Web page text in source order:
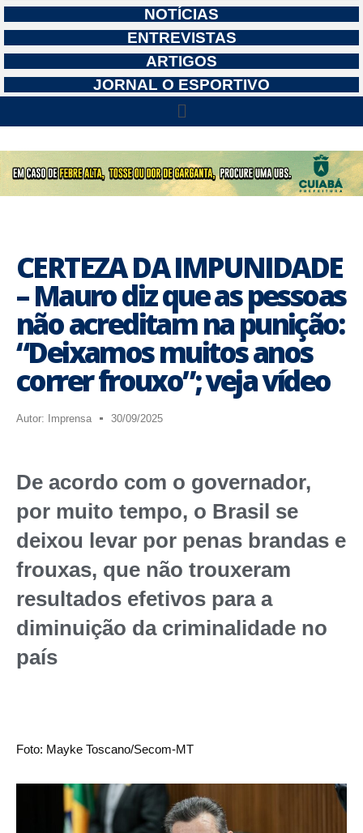
NOTÍCIAS
ENTREVISTAS
ARTIGOS
JORNAL O ESPORTIVO
CERTEZA DA IMPUNIDADE
– Mauro diz que as pessoas
não acreditam na punição:
“Deixamos muitos anos
correr frouxo”; veja vídeo
Autor: Imprensa 30/09/2025
De acordo com o governador,
por muito tempo, o Brasil se
deixou levar por penas brandas e
frouxas, que não trouxeram
resultados efetivos para a
diminuição da criminalidade no
país
Foto: Mayke Toscano/Secom-MT